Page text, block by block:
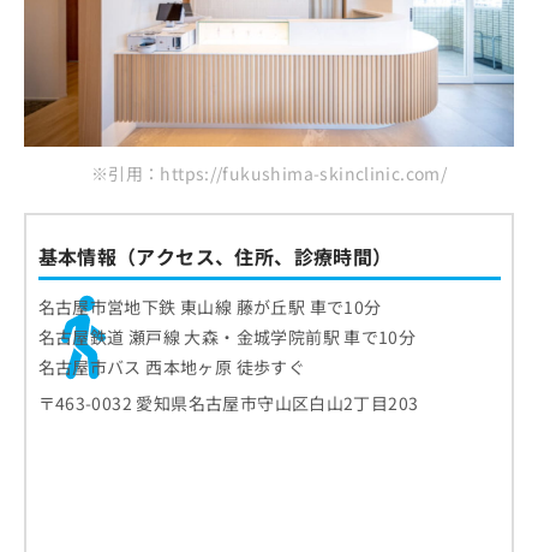
※引用：https://fukushima-skinclinic.com/
基本情報（アクセス、住所、診療時間）
名古屋市営地下鉄 東山線 藤が丘駅 車で10分
名古屋鉄道 瀬戸線 大森・金城学院前駅 車で10分
名古屋市バス 西本地ヶ原 徒歩すぐ
〒463-0032 愛知県名古屋市守山区白山2丁目203